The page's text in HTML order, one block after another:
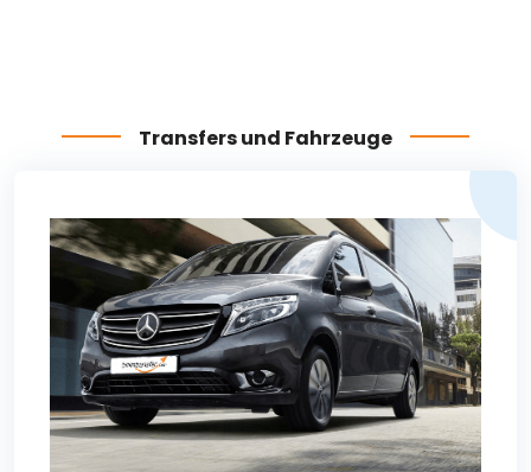
Transfers und Fahrzeuge